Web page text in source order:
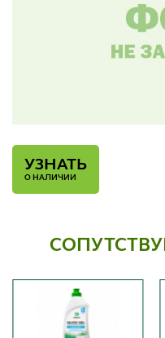
УЗНАТЬ
О НАЛИЧИИ